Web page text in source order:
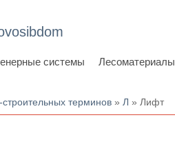
системы Лесоматериалы
терминов » Л » Лифт